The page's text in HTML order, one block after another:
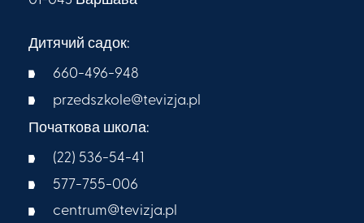
Дитячий садок:
660-496-948
przedszkole@tevizja.pl
Початкова школа:
(22) 536-54-41
577-755-006
centrum@tevizja.pl